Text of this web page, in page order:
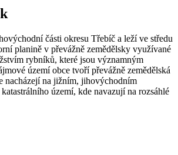
části okresu Třebíč a leží ve středu
planině v převážně zemědělsky využívané
rybníků, které jsou významným
území obce tvoří převážně zemědělská
nacházejí na jižním, jihovýchodním
území, kde navazují na rozsáhlé